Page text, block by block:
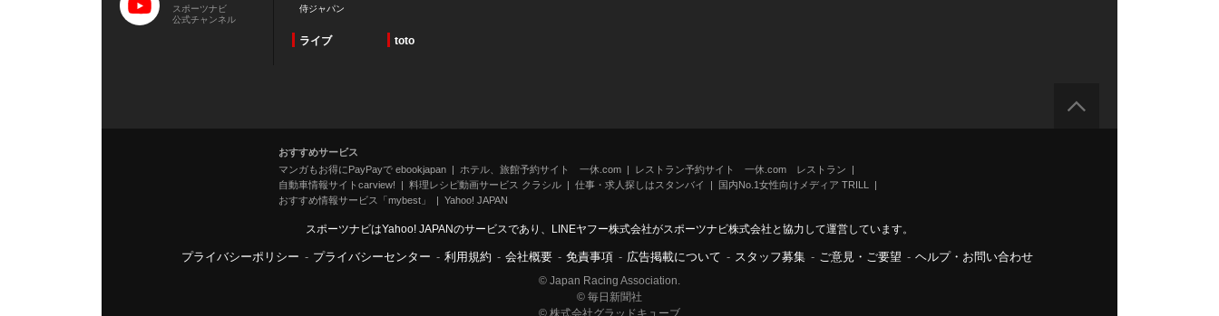
スポーツナビ
公式チャンネル
侍ジャパン
ライブ toto
おすすめサービス
マンガもお得にPayPayで ebookjapan
ホテル、旅館予約サイト 一休.com
レストラン予約サイト 一休.com レストラン
自動車情報サイトcarview!
料理レシピ動画サービス クラシル 仕事・求人探しはスタンバイ
国内No.1女性向けメディア TRILL
おすすめ情報サービス「mybest」
Yahoo! JAPAN
スポーツナビはYahoo! JAPANのサービスであり、LINEヤフー株式会社がスポーツナビ株式会社と協力して運営しています。
プライバシーポリシー - プライバシーセンター - 利用規約 - 会社概要 - 免責事項 - 広告掲載について - スタッフ募集 - ご意見・ご要望 - ヘルプ・お問い合わせ
© Japan Racing Association.
© 毎日新聞社
© 株式会社グラッドキューブ